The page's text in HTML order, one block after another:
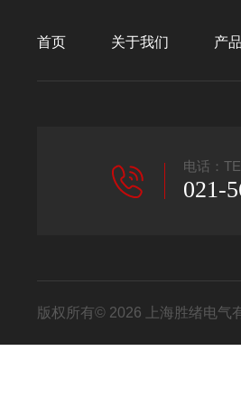
首页 关于我们 产
电话：
021-
版权所有© 2026 上海胜绪电